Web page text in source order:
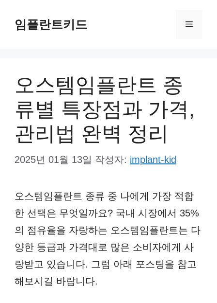
임플란트키드 메
오스템임플란트 종
류별 특장점과 가격,
관리법 완벽 정리
2025년 01월 13일 작성자: implant-kid
오스템임플란트 종류 중 나에게 가장 적합
한 선택은 무엇일까요? 국내 시장에서 35%
의 점유율을 자랑하는 오스템임플란트는 다
양한 등급과 가격대로 많은 소비자에게 사
랑받고 있습니다. 그럼 아래 포스팅을 참고
해보시길 바랍니다.